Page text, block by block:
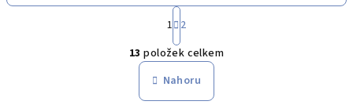
O
v
l
á
S
t
r
á
n
k
o
1 2
13 položek celkem
Nahoru